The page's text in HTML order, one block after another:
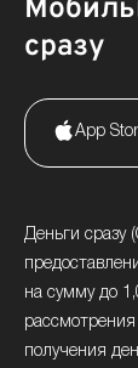
сразу
App
Деньги сразу
на сумму до
получения